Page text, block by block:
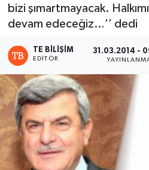
bizi şımartmayacak.
devam edeceğiz…’’ dedi
TE BILIŞIM
EDITÖR
31.03.2014 -